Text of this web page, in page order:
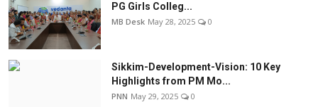
PG Girls Colleg...
MB Desk May 28, 2025 0
Sikkim-Development-Vision: 10 Key
Highlights from PM Mo...
PNN May 29, 2025 0